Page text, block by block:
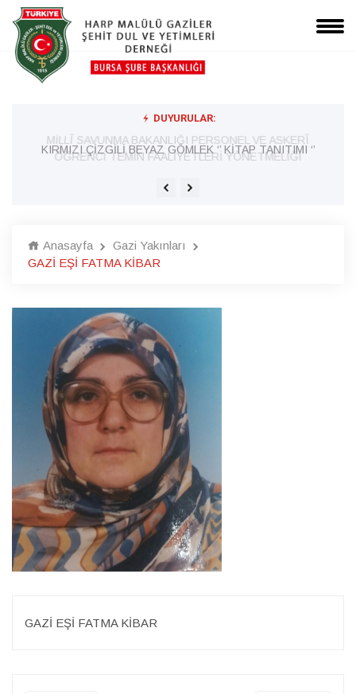
DUYURULAR:
KIRMIZI ÇİZGİLİ BEYAZ GÖMLEK ‘’ KİTAP TANITIMI ‘’
MİLLÎ SAVUNMA BAKANLIĞI PERSONEL VE ASKERÎ
ÖĞRENCİ TEMİN FAALİYETLERİ YÖNETMELİĞİ
Anasayfa
Gazi Yakınları
GAZİ EŞİ FATMA KİBAR
GAZİ EŞİ FATMA KİBAR